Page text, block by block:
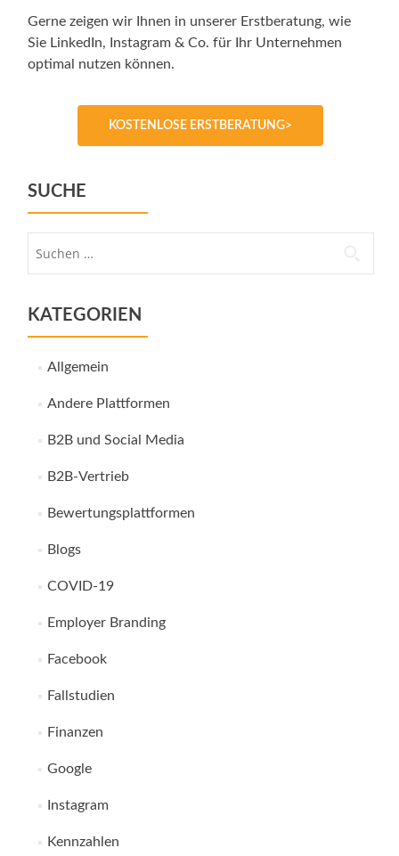
Gerne zeigen wir Ihnen in unserer Erstberatung, wie
Sie LinkedIn, Instagram & Co. für Ihr Unternehmen
optimal nutzen können.
KOSTENLOSE ERSTBERATUNG>
SUCHE
KATEGORIEN
Allgemein
Andere Plattformen
B2B und Social Media
B2B-Vertrieb
Bewertungsplattformen
Blogs
COVID-19
Employer Branding
Facebook
Fallstudien
Finanzen
Google
Instagram
Kennzahlen